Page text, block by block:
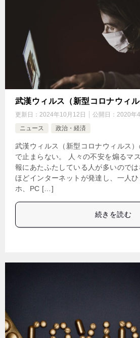
武漢ウィルス（新型コロナウィ
更新日： 2024年10月12日 公開日： 2020年
ニュース
政治・経済
武漢ウィルス（新型コロナウィルス
で止まらない。 人々の不安を煽るマ
報にあたふたしている人が多いので
ほどインターネットが発達し、一人
ホ、PC […]
続きを読む